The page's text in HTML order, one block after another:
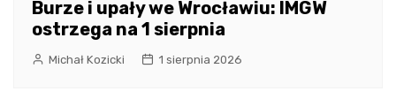
Burze i upały we Wrocławiu: IMGW
ostrzega na 1 sierpnia
Michał Kozicki 1 sierpnia 2026